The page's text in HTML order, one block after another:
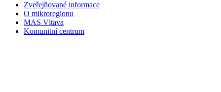
Zveřejňované informace
O mikroregionu
MAS Vltava
Komunitní centrum